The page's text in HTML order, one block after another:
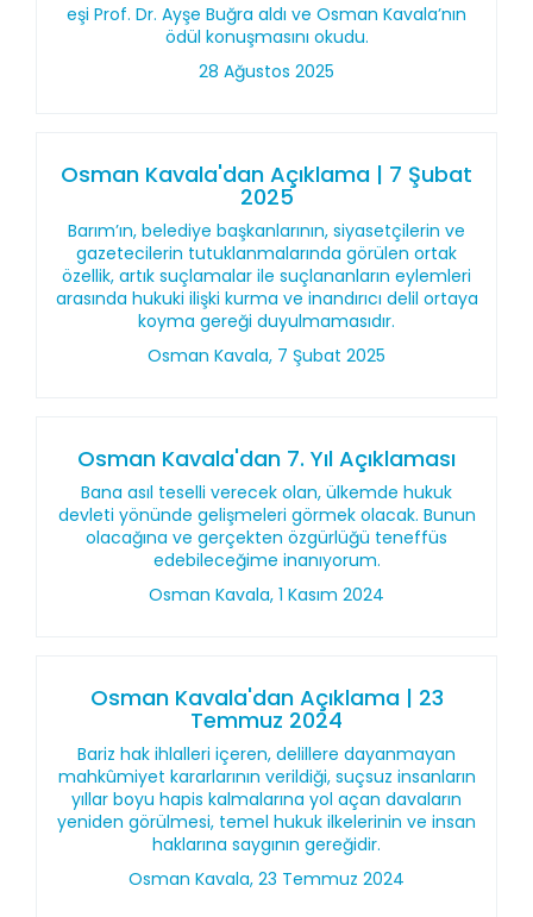
eşi Prof. Dr. Ayşe Buğra aldı ve Osman Kavala’nın
ödül konuşmasını okudu.
28 Ağustos 2025
Osman Kavala'dan Açıklama | 7 Şubat
2025
Barım’ın, belediye başkanlarının, siyasetçilerin ve
gazetecilerin tutuklanmalarında görülen ortak
özellik, artık suçlamalar ile suçlananların eylemleri
arasında hukuki ilişki kurma ve inandırıcı delil ortaya
koyma gereği duyulmamasıdır.
Osman Kavala, 7 Şubat 2025
Osman Kavala'dan 7. Yıl Açıklaması
Bana asıl teselli verecek olan, ülkemde hukuk
devleti yönünde gelişmeleri görmek olacak. Bunun
olacağına ve gerçekten özgürlüğü teneffüs
edebileceğime inanıyorum.
Osman Kavala, 1 Kasım 2024
Osman Kavala'dan Açıklama | 23
Temmuz 2024
Bariz hak ihlalleri içeren, delillere dayanmayan
mahkûmiyet kararlarının verildiği, suçsuz insanların
yıllar boyu hapis kalmalarına yol açan davaların
yeniden görülmesi, temel hukuk ilkelerinin ve insan
haklarına saygının gereğidir.
Osman Kavala, 23 Temmuz 2024